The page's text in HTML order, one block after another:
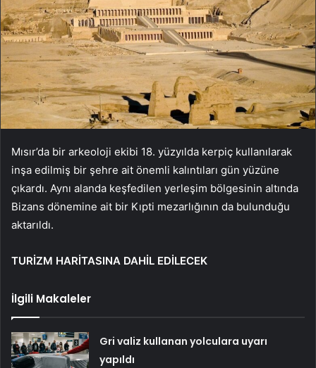
Mısır’da bir arkeoloji ekibi 18. yüzyılda kerpiç kullanılarak
inşa edilmiş bir şehre ait önemli kalıntıları gün yüzüne
çıkardı. Aynı alanda keşfedilen yerleşim bölgesinin altında
Bizans dönemine ait bir Kıpti mezarlığının da bulunduğu
aktarıldı.
TURİZM HARİTASINA DAHİL EDİLECEK
İlgili Makaleler
Gri valiz kullanan yolculara uyarı
yapıldı